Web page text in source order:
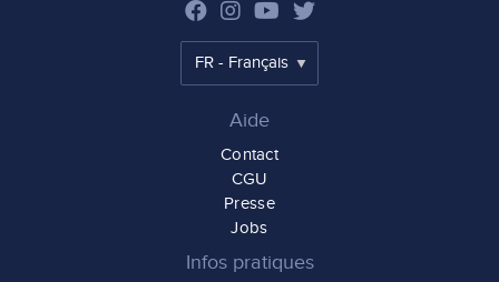
Aide
Contact
CGU
Presse
Jobs
Infos pratiques